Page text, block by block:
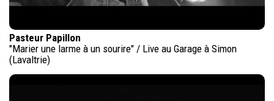
Pasteur Papillon
"Marier une larme à un sourire" / Live au Garage à Simon
(Lavaltrie)